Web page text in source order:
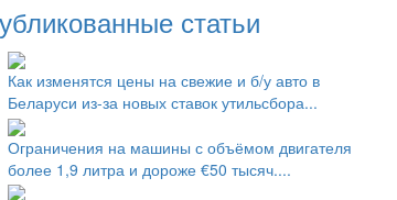
статьи
Как изменятся цены на свежие и б/у авто в
Беларуси из-за новых ставок утильсбора...
Ограничения на машины с объёмом двигателя
более 1,9 литра и дороже €50 тысяч....